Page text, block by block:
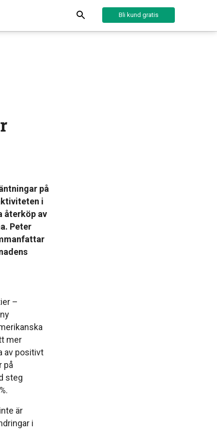
Bli kund gratis
på
i
återköp av
Peter
–
mer
av positivt
på
steg
är
i